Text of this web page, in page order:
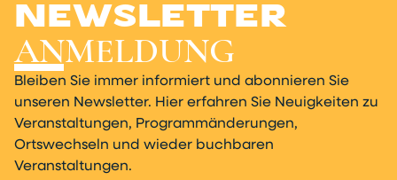
NEWS­LETTER
ANMELDUNG
Bleiben Sie immer informiert und abonnieren Sie
unseren Newsletter. Hier erfahren Sie Neuigkeiten zu
Veranstaltungen, Programmänderungen,
Ortswechseln und wieder buchbaren
Veranstaltungen.